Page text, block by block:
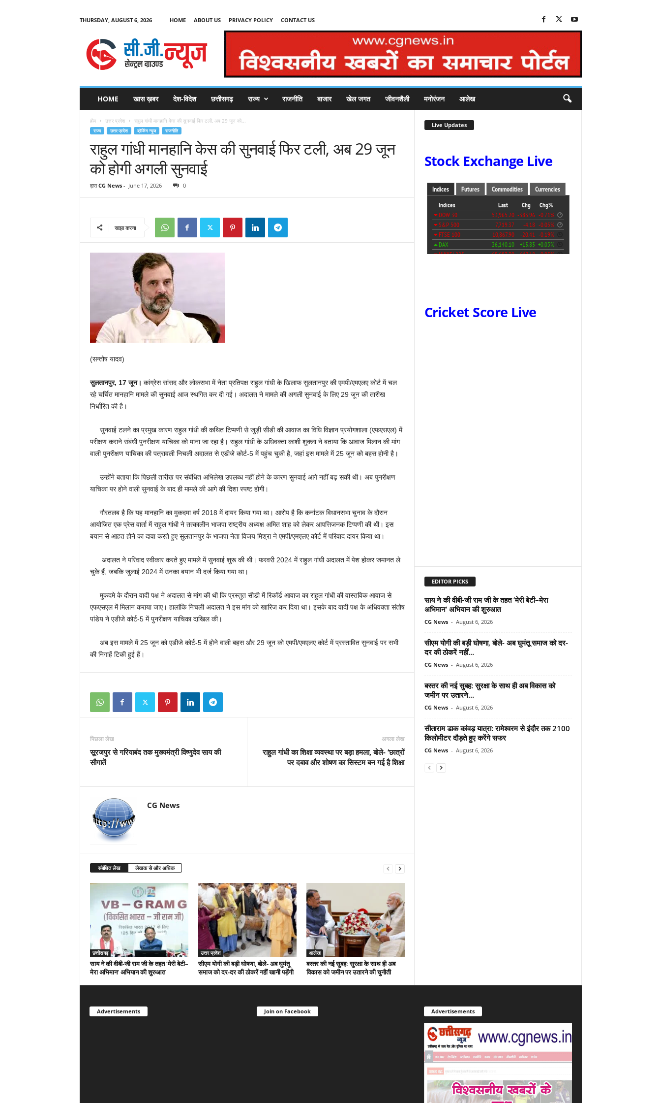
THURSDAY, AUGUST 6, 2026 HOME ABOUT US PRIVACY POLICY CONTACT US
C
HOME खास ख़बर देश-विदेश छत्तीसगढ़ राज्य राजनीति बाजार खेल जगत जीवनशैली मनोरंजन आलेख
होम उत्तर प्रदेश राहुल गांधी मानहानि केस की सुनवाई फिर टली, अब 29 जून को...
राज्य उत्तर प्रदेश ब्रेकिंग न्यूज राजनीति
राहुल गांधी मानहानि केस की सुनवाई फिर टली, अब 29 जून
को होगी अगली सुनवाई
द्वारा CG News- June 17, 2026 0
साझा करना
(सन्तोष यादव)
सुलतानपुर, 17 जून। कांग्रेस सांसद और लोकसभा में नेता प्रतिपक्ष राहुल गांधी के खिलाफ सुलतानपुर की एमपी/एमएलए कोर्ट में चल
रहे चर्चित मानहानि मामले की सुनवाई आज स्थगित कर दी गई। अदालत ने मामले की अगली सुनवाई के लिए 29 जून की तारीख
निर्धारित की है।
सुनवाई टलने का प्रमुख कारण राहुल गांधी की कथित टिप्पणी से जुड़ी सीडी की आवाज का विधि विज्ञान प्रयोगशाला (एफएसएल) में
परीक्षण कराने संबंधी पुनरीक्षण याचिका को माना जा रहा है। राहुल गांधी के अधिवक्ता काशी शुक्ला ने बताया कि आवाज मिलान की मांग
वाली पुनरीक्षण याचिका की पत्रावली निचली अदालत से एडीजे कोर्ट-5 में पहुंच चुकी है, जहां इस मामले में 25 जून को बहस होनी है।
उन्होंने बताया कि पिछली तारीख पर संबंधित अभिलेख उपलब्ध नहीं होने के कारण सुनवाई आगे नहीं बढ़ सकी थी। अब पुनरीक्षण
याचिका पर होने वाली सुनवाई के बाद ही मामले की आगे की दिशा स्पष्ट होगी।
गौरतलब है कि यह मानहानि का मुकदमा वर्ष 2018 में दायर किया गया था। आरोप है कि कर्नाटक विधानसभा चुनाव के दौरान
आयोजित एक प्रेस वार्ता में राहुल गांधी ने तत्कालीन भाजपा राष्ट्रीय अध्यक्ष अमित शाह को लेकर आपत्तिजनक टिप्पणी की थी। इस
बयान से आहत होने का दावा करते हुए सुलतानपुर के भाजपा नेता विजय मिश्रा ने एमपी/एमएलए कोर्ट में परिवाद दायर किया था।
अदालत ने परिवाद स्वीकार करते हुए मामले में सुनवाई शुरू की थी। फरवरी 2024 में राहुल गांधी अदालत में पेश होकर जमानत ले
चुके हैं, जबकि जुलाई 2024 में उनका बयान भी दर्ज किया गया था।
मुकदमे के दौरान वादी पक्ष ने अदालत से मांग की थी कि प्रस्तुत सीडी में रिकॉर्ड आवाज का राहुल गांधी की वास्तविक आवाज से
एफएसएल में मिलान कराया जाए। हालांकि निचली अदालत ने इस मांग को खारिज कर दिया था। इसके बाद वादी पक्ष के अधिवक्ता संतोष
पांडेय ने एडीजे कोर्ट-5 में पुनरीक्षण याचिका दाखिल की।
अब इस मामले में 25 जून को एडीजे कोर्ट-5 में होने वाली बहस और 29 जून को एमपी/एमएलए कोर्ट में प्रस्तावित सुनवाई पर सभी
की निगाहें टिकी हुई हैं।
पिछला लेख
सूरजपुर से गरियाबंद तक मुख्यमंत्री विष्णुदेव साय की
सौगातें
अगला लेख
राहुल गांधी का शिक्षा व्यवस्था पर बड़ा हमला, बोले- ‘छात्रों
पर दबाव और शोषण का सिस्टम बन गई है शिक्षा
CG News
संबंधित लेख लेखक से और अधिक
छत्तीसगढ़
साय ने की वीबी-जी राम जी के तहत ‘मेरी बेटी–
मेरा अभिमान’ अभियान की शुरुआत
उत्तर प्रदेश
सीएम योगी की बड़ी घोषणा, बोले- अब घुमंतू
समाज को दर-दर की ठोकरें नहीं खानी पड़ेंगी
आलेख
बस्तर की नई सुबह: सुरक्षा के साथ ही अब
विकास को जमीन पर उतारने की चुनौती
Live Updates
Stock Exchange Live
Cricket Score Live
EDITOR PICKS
साय ने की वीबी-जी राम जी के तहत ‘मेरी बेटी–मेरा
अभिमान’ अभियान की शुरुआत
CG News - August 6, 2026
सीएम योगी की बड़ी घोषणा, बोले- अब घुमंतू समाज को दर-
दर की ठोकरें नहीं...
CG News - August 6, 2026
बस्तर की नई सुबह: सुरक्षा के साथ ही अब विकास को
जमीन पर उतारने...
CG News - August 6, 2026
सीताराम डाक कांवड़ यात्रा: रामेश्वरम से इंदौर तक 2100
किलोमीटर दौड़ते हुए करेंगे सफर
CG News - August 6, 2026
Advertisements Join on Facebook Advertisements